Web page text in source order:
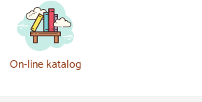
On-line katalog